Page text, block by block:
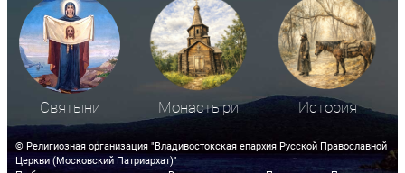
Святыни Монастыри История
© Религиозная организация "Владивостокская епархия Русской Православной
Церкви (Московский Патриархат)"